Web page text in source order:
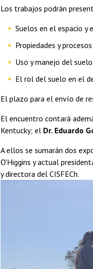
Los trabajos podrán
Suelos en el espacio y
Propiedades y
Uso y manejo del suelo.
El rol del suelo en el
El plazo para el envío de
El encuentro contará
Kentucky; el Dr. Eduardo
A ellos se sumarán dos
O'Higgins y actual
y directora del CISFECh.